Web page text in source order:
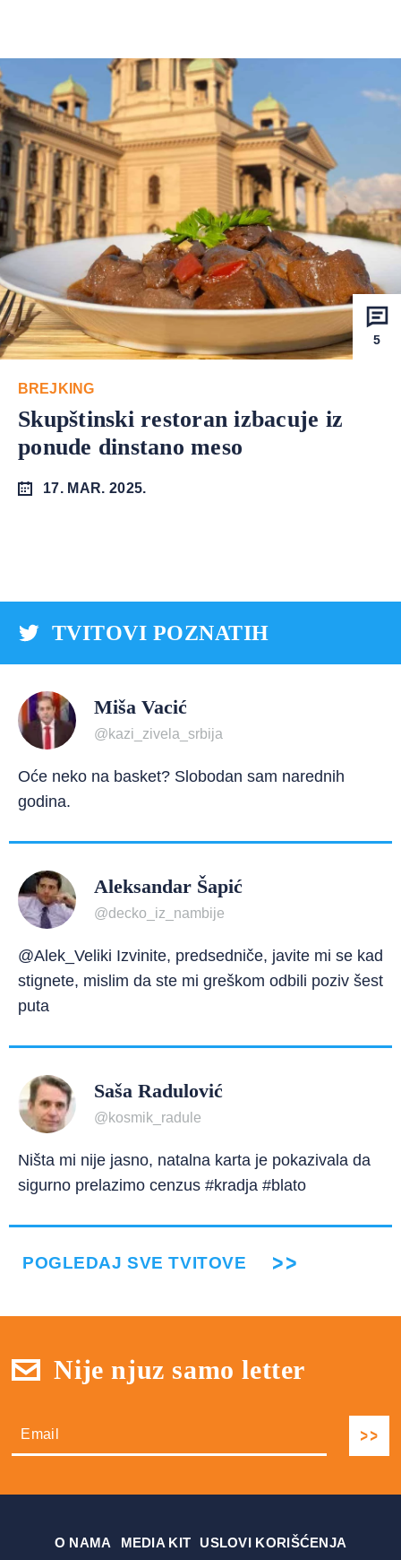
5
BREJKING
Skupštinski restoran izbacuje iz
ponude dinstano meso
17. MAR. 2025.
TVITOVI POZNATIH
Miša Vacić
@kazi_zivela_srbija
Oće neko na basket? Slobodan sam narednih
godina.
Aleksandar Šapić
@decko_iz_nambije
@Alek_Veliki Izvinite, predsedniče, javite mi se kad
stignete, mislim da ste mi greškom odbili poziv šest
puta
Saša Radulović
@kosmik_radule
Ništa mi nije jasno, natalna karta je pokazivala da
sigurno prelazimo cenzus #kradja #blato
POGLEDAJ SVE TVITOVE
Nije njuz samo letter
О NAMA MEDIA KIT USLOVI KORIŠĆENJA